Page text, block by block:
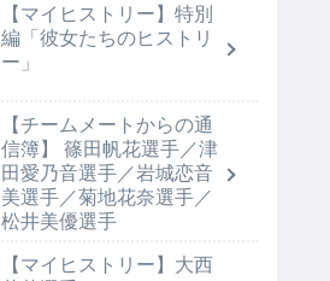
【マイヒストリー】特別
編「彼女たちのヒストリ
ー」
【チームメートからの通
信簿】 篠田帆花選手／津
田愛乃音選手／岩城恋音
美選手／菊地花奈選手／
松井美優選手
【マイヒストリー】大西